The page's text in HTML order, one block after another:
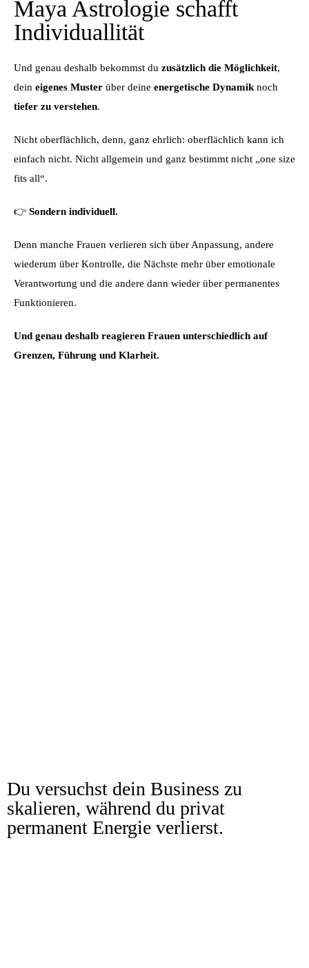
Maya Astrologie schafft
Individuallität
Und genau deshalb bekommst du zusätzlich die Möglichkeit,
dein eigenes Muster über deine energetische Dynamik noch
tiefer zu verstehen.
Nicht oberflächlich, denn, ganz ehrlich: oberflächlich kann ich
einfach nicht. Nicht allgemein und ganz bestimmt nicht „one size
fits all“.
👉 Sondern individuell.
Denn manche Frauen verlieren sich über Anpassung, andere
wiederum über Kontrolle, die Nächste mehr über emotionale
Verantwortung und die andere dann wieder über permanentes
Funktionieren.
Und genau deshalb reagieren Frauen unterschiedlich auf
Grenzen, Führung und Klarheit.
Du versuchst dein Business zu
skalieren, während du privat
permanent Energie verlierst.